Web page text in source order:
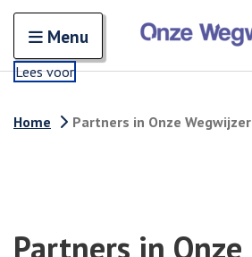
Open en sluit het
Menu
Lees voor
Home Partners in Onze Wegwijzer
Partners in Onze